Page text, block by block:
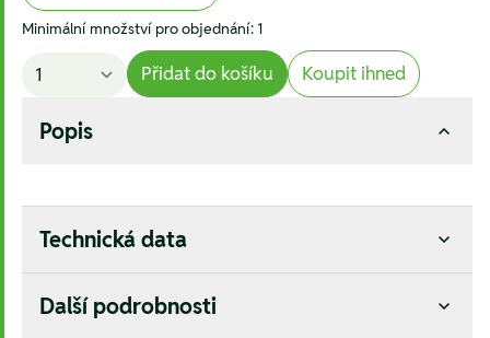
Minimální množství pro objednání: 1
Přidat do košíku Koupit ihned
Popis
Technická data
Další podrobnosti